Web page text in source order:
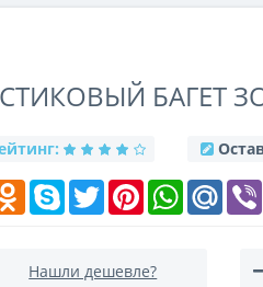
БАГЕТ
Odnoklassniki
Skype Twitter PinterestWhatsAppMail.Ru
Нашли дешевле?